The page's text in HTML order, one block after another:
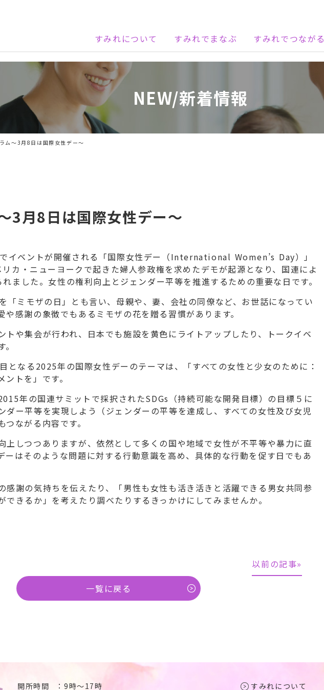
すみれについて すみれでまなぶ すみれでつながる
NEW/新着情報
ム～3月8日は国際女性デー～
3月8日は国際女性デー～
イベントが開催される「国際女性デー（International Women’s Day）」
カ・ニューヨークで起きた婦人参政権を求めたデモが起源となり、国連によ
ました。女性の権利向上とジェンダー平等を推進するための重要な日です。
「ミモザの日」とも言い、母親や、妻、会社の同僚など、お世話になってい
や感謝の象徴でもあるミモザの花を贈る習慣があります。
や集会が行われ、日本でも施設を黄色にライトアップしたり、トークイベ
となる2025年の国際女性デーのテーマは、「すべての女性と少女のために：
トを」です。
年の国連サミットで採択されたSDGs（持続可能な開発目標）の目標５に
ダー平等を実現しよう（ジェンダーの平等を達成し、すべての女性及び女児
ながる内容です。
しつつありますが、依然として多くの国や地域で女性が不平等や暴力に直
ーはそのような問題に対する行動意識を高め、具体的な行動を促す日でもあ
謝の気持ちを伝えたり、「男性も女性も活き活きと活躍できる男女共同参
できるか」を考えたり調べたりするきっかけにしてみませんか。
以前の記事»
一覧に戻る
開所時間 9時～17時 すみれについて